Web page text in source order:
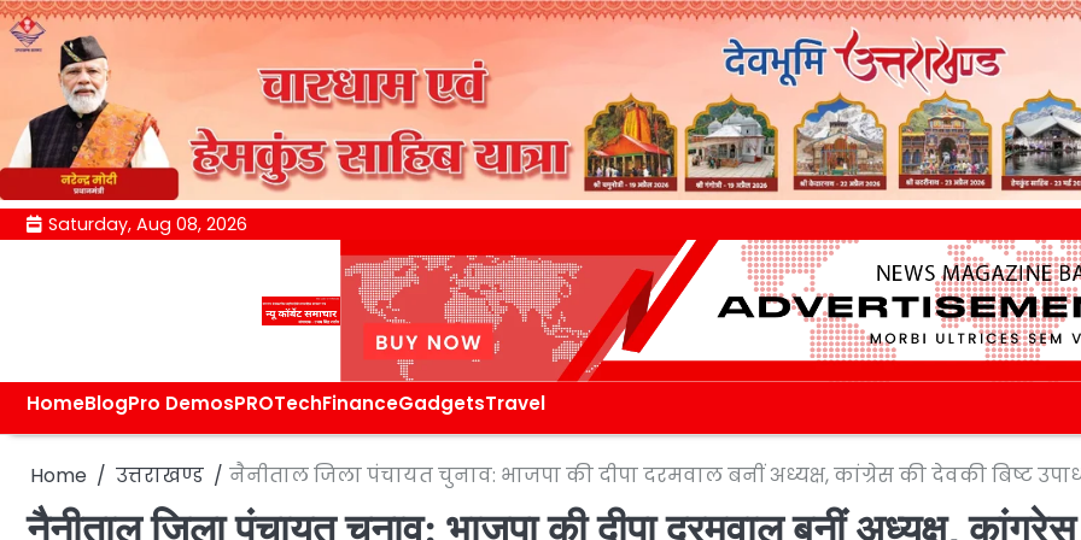
Skip Saturday, Aug 08, 2026
HomeBlogPro DemosPROTechFinanceGadgetsTravel
Home उत्तराखण्ड नैनीताल जिला पंचायत चुनाव: भाजपा की दीपा दरमवाल बनीं अध्यक्ष, कांग्रेस की देवकी बिष्ट
नैनीताल जिला पंचायत चुनाव: भाजपा की दीपा दरमवाल बनीं अध्यक्ष, कांग्रेस